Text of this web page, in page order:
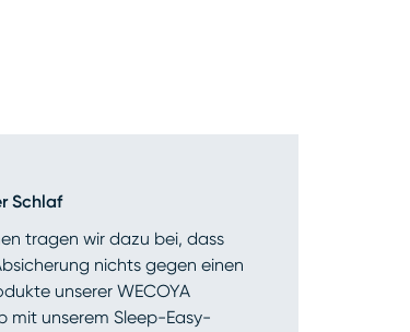
Schlaf
tragen wir dazu bei, dass
nichts gegen einen
unserer WECOYA
mit unserem Sleep-Easy-